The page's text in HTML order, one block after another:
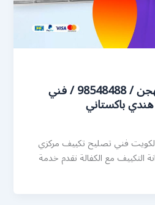
رقم تصليح تكييف الهجن / 98548488 / فني
باكستاني
فني تصليح تكييف مركزي
مع الكفالة نقدم خدمة